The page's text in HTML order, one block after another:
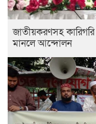
জাতীয়করণসহ কারিগরি
মানলে আন্দোলন